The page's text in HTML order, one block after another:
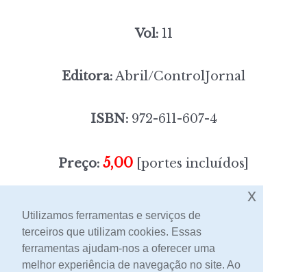
Vol:11
Editora:Abril/ControlJornal
ISBN:972-611-607-4
Preço: 5,00 [portes incluídos]
Sem stock
Contacto
Utilizamos ferramentas e serviços de
terceiros que utilizam cookies. Essas
ferramentas ajudam-nos a oferecer uma
melhor experiência de navegação no site. Ao
x